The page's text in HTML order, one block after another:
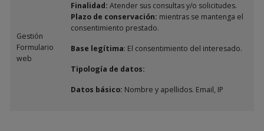
Gestión
Formulario
web
Finalidad: Atender sus consultas y/o solicitudes.
Plazo de conservación: mientras se mantenga el
consentimiento prestado.
Base legítima: El consentimiento del interesado.
Tipología de datos:
Datos básico: Nombre y apellidos. Email, IP